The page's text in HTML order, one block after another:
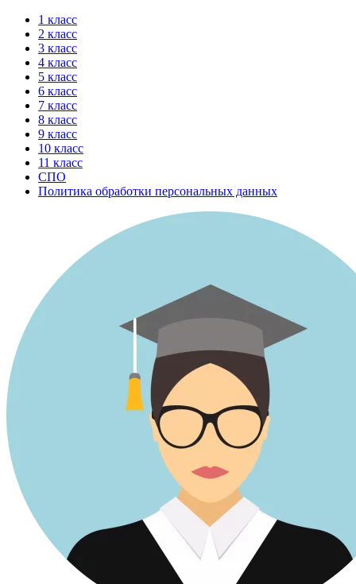
Перейти
содержимому
1 класс
2 класс
3 класс
4 класс
5 класс
6 класс
7 класс
8 класс
9 класс
10 класс
11 класс
СПО
Политика обработки персональных данных